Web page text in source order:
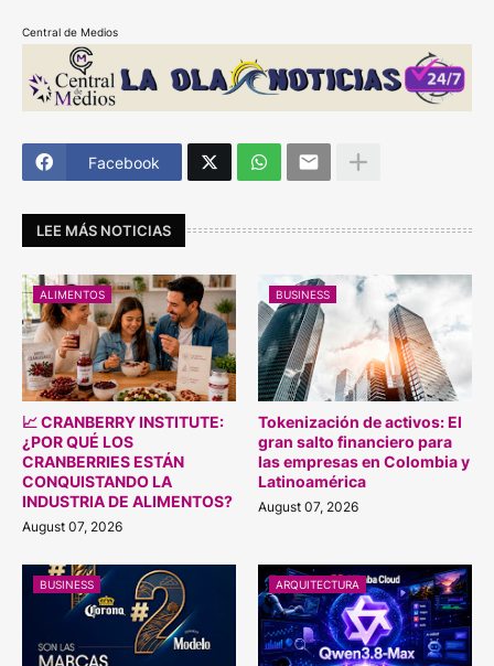
Central de Medios
Facebook
LEE MÁS NOTICIAS
ALIMENTOS
📈 CRANBERRY INSTITUTE:
¿POR QUÉ LOS
CRANBERRIES ESTÁN
CONQUISTANDO LA
INDUSTRIA DE ALIMENTOS?
August 07, 2026
BUSINESS
Tokenización de activos: El
gran salto financiero para
las empresas en Colombia y
Latinoamérica
August 07, 2026
BUSINESS ARQUITECTURA